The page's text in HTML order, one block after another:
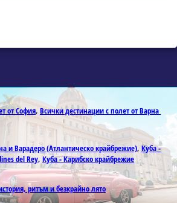
от София, Всички дестинации с полет от Варна
и Варадеро (Атлантическо крайбрежие), Куба -
del Rey, Куба - Карибско крайбрежие
ритъм и безкрайно лято